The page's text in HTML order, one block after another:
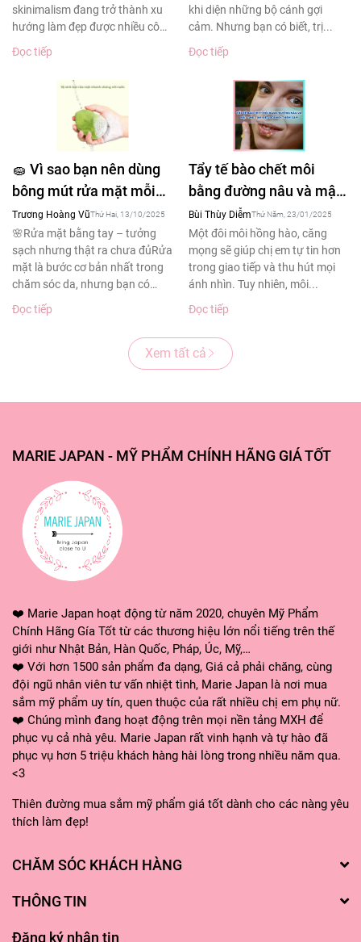
skinimalism đang trở thành xu
hướng làm đẹp được nhiều cô
gái yêu thích....
Đọc tiếp
khi diện những bộ cánh gợi
cảm. Nhưng bạn có biết, trị...
Đọc tiếp
🧽 Vì sao bạn nên dùng
bông mút rửa mặt mỗi
ngày – Bí quyết làm
sạch sâu cho làn da
khỏe đẹp
Trương Hoàng VũThứ Hai, 13/10/2025
🌸Rửa mặt bằng tay – tưởng
sạch nhưng thật ra chưa đủRửa
mặt là bước cơ bản nhất trong
chăm sóc da, nhưng bạn có
biết?Theo...
Đọc tiếp
Tẩy tế bào chết môi
bằng đường nâu và mật
ong tạm biệt đôi môi
thâm sạm
Bùi Thùy DiễmThứ Năm, 23/01/2025
Một đôi môi hồng hào, căng
mọng sẽ giúp chị em tự tin hơn
trong giao tiếp và thu hút mọi
ánh nhìn. Tuy nhiên, môi...
Đọc tiếp
Xem tất cả
MARIE JAPAN - MỸ PHẨM CHÍNH HÃNG GIÁ TỐT
❤️ Marie Japan hoạt động từ năm 2020, chuyên Mỹ Phẩm
Chính Hãng Gía Tốt từ các thương hiệu lớn nổi tiếng trên thế
giới như Nhật Bản, Hàn Quốc, Pháp, Úc, Mỹ,…
❤️ Với hơn 1500 sản phẩm đa dạng, Giá cả phải chăng, cùng
đội ngũ nhân viên tư vấn nhiệt tình, Marie Japan là nơi mua
sắm mỹ phẩm uy tín, quen thuộc của rất nhiều chị em phụ nữ.
❤️ Chúng mình đang hoạt động trên mọi nền tảng MXH để
phục vụ cả nhà yêu. Marie Japan rất vinh hạnh và tự hào đã
phục vụ hơn 5 triệu khách hàng hài lòng trong nhiều năm qua.
<3
Thiên đường mua sắm mỹ phẩm giá tốt dành cho các nàng yêu
thích làm đẹp!
CHĂM SÓC KHÁCH HÀNG
THÔNG TIN
Đăng ký nhận tin